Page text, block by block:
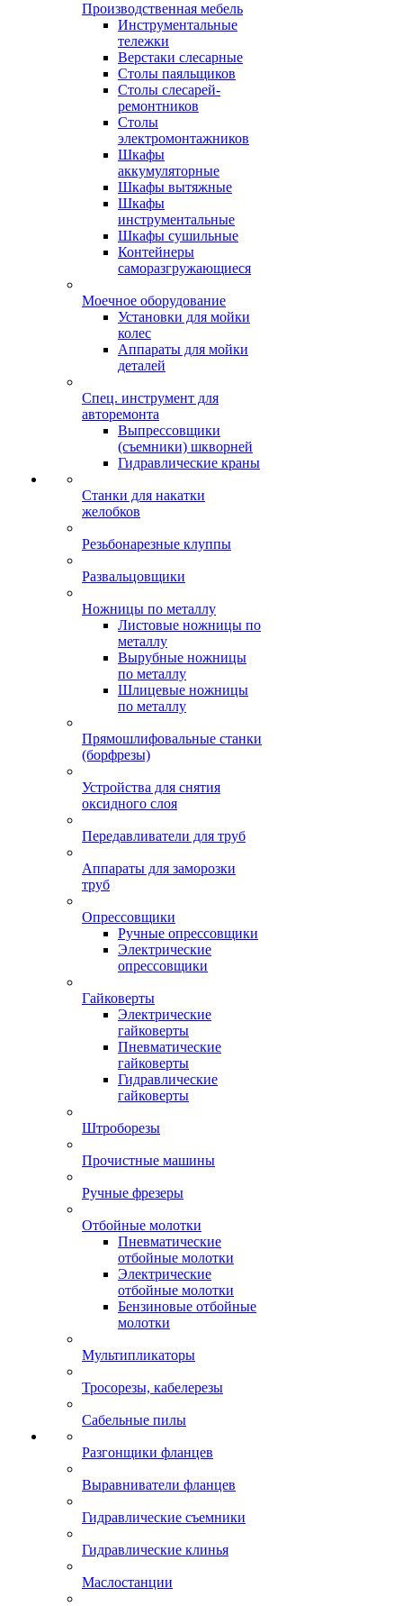
Производственная мебель
Инструментальные
тележки
Верстаки слесарные
Столы паяльщиков
Столы слесарей-
ремонтников
Столы
электромонтажников
Шкафы
аккумуляторные
Шкафы вытяжные
Шкафы
инструментальные
Шкафы сушильные
Контейнеры
саморазгружающиеся
Моечное оборудование
Установки для мойки
колес
Аппараты для мойки
деталей
Спец. инструмент для
авторемонта
Выпрессовщики
(съемники) шкворней
Гидравлические краны
Станки для накатки
желобков
Резьбонарезные клуппы
Развальцовщики
Ножницы по металлу
Листовые ножницы по
металлу
Вырубные ножницы
по металлу
Шлицевые ножницы
по металлу
Прямошлифовальные станки
(борфрезы)
Устройства для снятия
оксидного слоя
Передавливатели для труб
Аппараты для заморозки
труб
Опрессовщики
Ручные опрессовщики
Электрические
опрессовщики
Гайковерты
Электрические
гайковерты
Пневматические
гайковерты
Гидравлические
гайковерты
Штроборезы
Прочистные машины
Ручные фрезеры
Отбойные молотки
Пневматические
отбойные молотки
Электрические
отбойные молотки
Бензиновые отбойные
молотки
Мультипликаторы
Тросорезы, кабелерезы
Сабельные пилы
Разгонщики фланцев
Выравниватели фланцев
Гидравлические съемники
Гидравлические клинья
Маслостанции